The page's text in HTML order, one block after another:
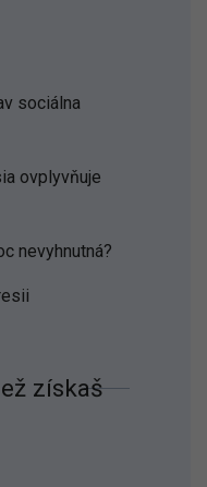
sociálna
ovplyvňuje
nevyhnutná?
získaš